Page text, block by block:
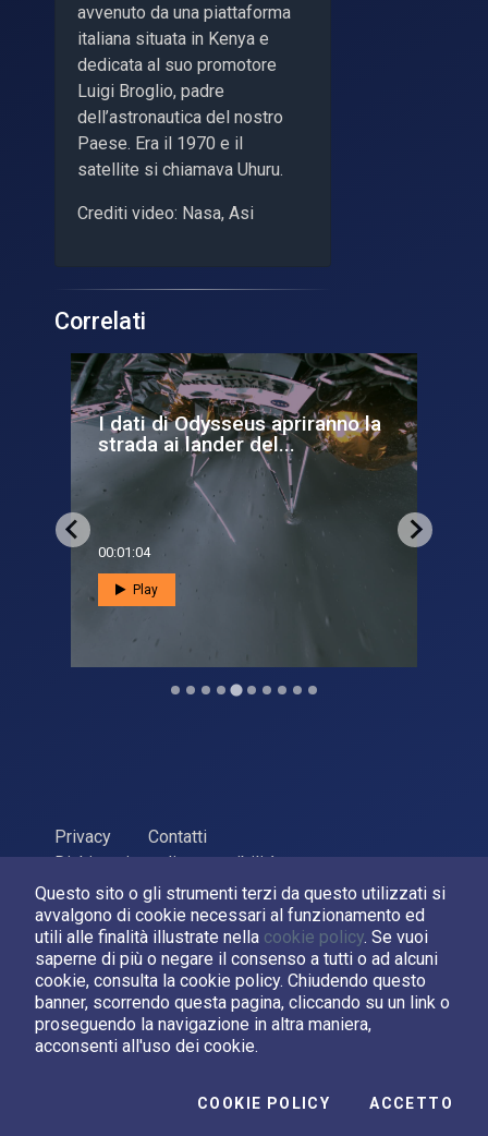
Questo sito o gli strumenti terzi da questo utilizzati si
avvalgono di cookie necessari al funzionamento ed
utili alle finalità illustrate nella cookie policy. Se vuoi
saperne di più o negare il consenso a tutti o ad alcuni
cookie, consulta la cookie policy. Chiudendo questo
banner, scorrendo questa pagina, cliccando su un link o
proseguendo la navigazione in altra maniera,
acconsenti all'uso dei cookie.
COOKIE POLICY ACCETTO
avvenuto da una piattaforma
italiana situata in Kenya e
dedicata al suo promotore
Luigi Broglio, padre
dell’astronautica del nostro
Paese. Era il 1970 e il
satellite si chiamava Uhuru.
Crediti video: Nasa, Asi
Correlati
I dati di Odysseus apriranno la
strada ai lander del...
00:01:04
Play
Privacy
Contatti
Dichiarazione di accessibilità
ASI Agenzia Spaziale Italiana, 2026. P.Iva 03638121008
Sviluppato daLPM
Seguici su:
Asi su Facebook
Asi su XCanale Asi su YouTube